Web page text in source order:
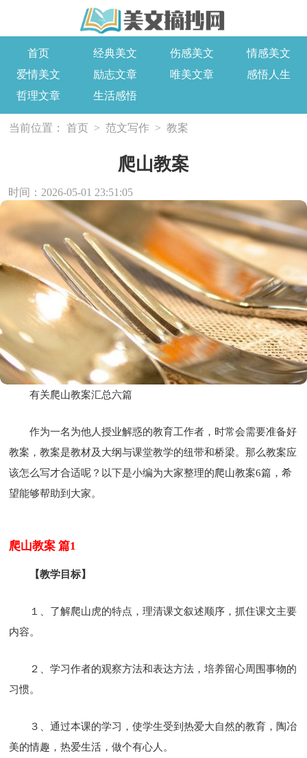
首页 经典美文 伤感美文
情感美文
爱情美文
励志文章 唯美文章
感悟人生
哲理文章
生活感悟
当前位置： 首页 > 范文写作 > 教案
爬山教案
时间：2026-05-01 23:51:05
有关爬山教案汇总六篇
作为一名为他人授业解惑的教育工作者，时常会需要准备好
教案，教案是教材及大纲与课堂教学的纽带和桥梁。那么教案应
该怎么写才合适呢？以下是小编为大家整理的爬山教案6篇，希
望能够帮助到大家。
爬山教案 篇1
【教学目标】
１、了解爬山虎的特点，理清课文叙述顺序，抓住课文主要
内容。
２、学习作者的观察方法和表达方法，培养留心周围事物的
习惯。
３、通过本课的学习，使学生受到热爱大自然的教育，陶冶
美的情趣，热爱生活，做个有心人。